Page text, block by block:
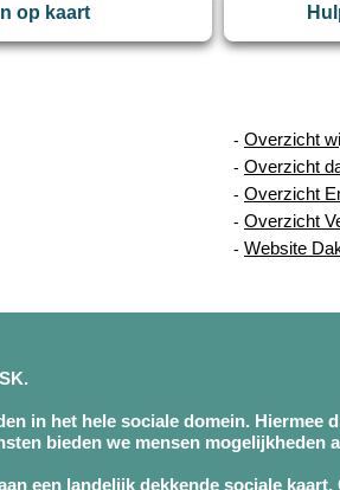
op kaart
- Overzicht
- Overzicht
- Overzicht
- Overzicht
- Website
in het hele sociale domein. Hiermee
bieden we mensen mogelijkheden
een landelijk dekkende sociale